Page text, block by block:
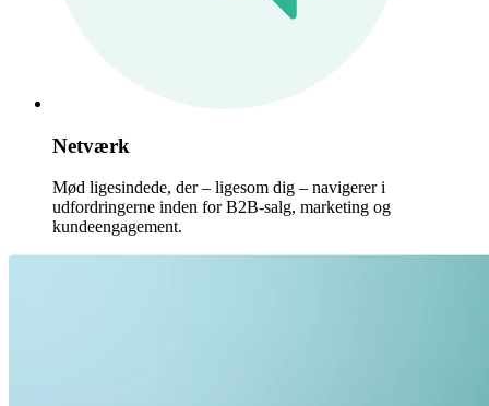
Netværk
Mød ligesindede, der – ligesom dig – navigerer i
udfordringerne inden for B2B-salg, marketing og
kundeengagement.